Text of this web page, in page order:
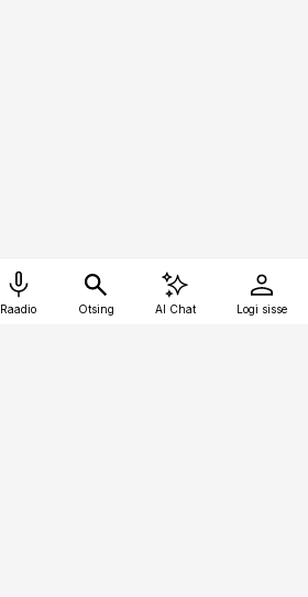
Raadio Otsing AI Chat Logi sisse